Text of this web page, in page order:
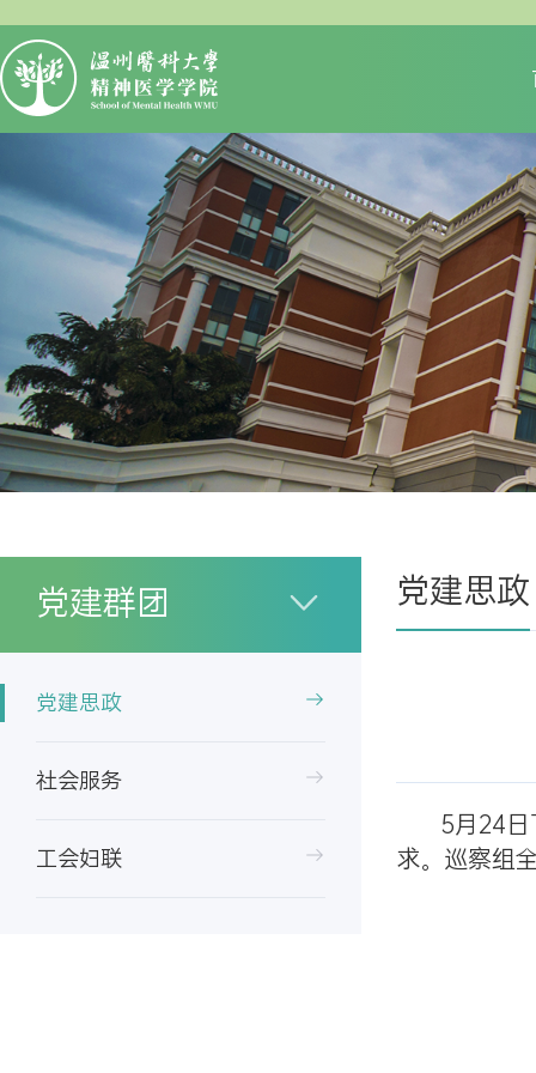
党建群团
党建思政
社会服务
工会妇联
党建思政
5月24
求。巡察组